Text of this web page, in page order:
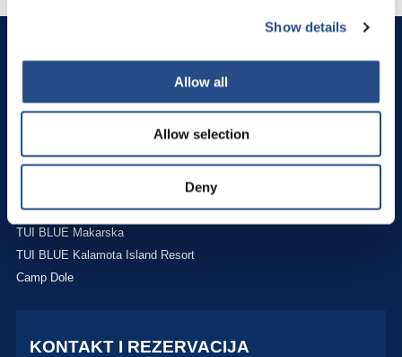
Show details
Allow all
Allow selection
Deny
Makarska rivijera
Živogošće - Blato 21329
Hrvatska
Pogledajte na karti
TUI BLUE Adriatic Beach
TUI BLUE Makarska
TUI BLUE Kalamota Island Resort
Camp Dole
KONTAKT I REZERVACIJA